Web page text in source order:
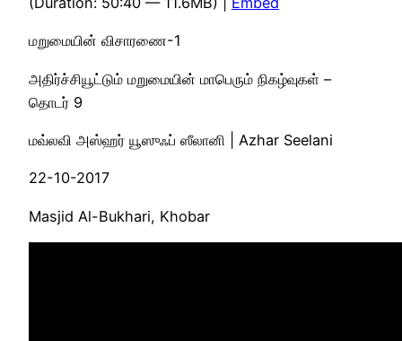
மறுமையின் விசாரணை-1
அதிர்ச்சியூட்டும் மறுமையின் மாபெரும் நிகழ்வுகள் –
தொடர் 9
மவ்லவி அஸ்ஹர் யூஸுஃப் ஸீலானி | Azhar Seelani
22-10-2017
Masjid Al-Bukhari, Khobar